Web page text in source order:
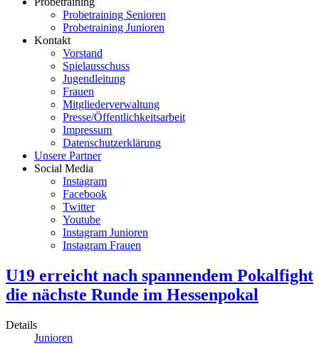
Probetraining Senioren
Probetraining Junioren
Kontakt
Vorstand
Spielausschuss
Jugendleitung
Frauen
Mitgliederverwaltung
Presse/Öffentlichkeitsarbeit
Impressum
Datenschutzerklärung
Unsere Partner
Social Media
Instagram
Facebook
Twitter
Youtube
Instagram Junioren
Instagram Frauen
U19 erreicht nach spannendem Pokalfight
die nächste Runde im Hessenpokal
Details
Junioren